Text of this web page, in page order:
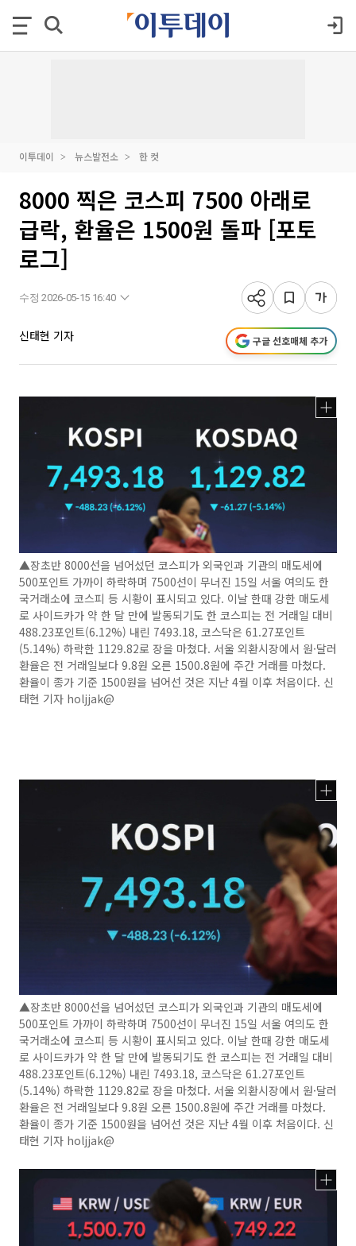
이투데이 뉴스발전소 한 컷
8000 찍은 코스피 7500 아래로
급락, 환율은 1500원 돌파 [포토
로그]
수정 2026-05-15 16:40
신태현 기자 구글 선호매체 추가
▲장초반 8000선을 넘어섰던 코스피가 외국인과 기관의 매도세에
500포인트 가까이 하락하며 7500선이 무너진 15일 서울 여의도 한
국거래소에 코스피 등 시황이 표시되고 있다. 이날 한때 강한 매도세
로 사이드카가 약 한 달 만에 발동되기도 한 코스피는 전 거래일 대비
488.23포인트(6.12%) 내린 7493.18, 코스닥은 61.27포인트
(5.14%) 하락한 1129.82로 장을 마쳤다. 서울 외환시장에서 원·달러
환율은 전 거래일보다 9.8원 오른 1500.8원에 주간 거래를 마쳤다.
환율이 종가 기준 1500원을 넘어선 것은 지난 4월 이후 처음이다. 신
태현 기자 holjjak@
▲장초반 8000선을 넘어섰던 코스피가 외국인과 기관의 매도세에
500포인트 가까이 하락하며 7500선이 무너진 15일 서울 여의도 한
국거래소에 코스피 등 시황이 표시되고 있다. 이날 한때 강한 매도세
로 사이드카가 약 한 달 만에 발동되기도 한 코스피는 전 거래일 대비
488.23포인트(6.12%) 내린 7493.18, 코스닥은 61.27포인트
(5.14%) 하락한 1129.82로 장을 마쳤다. 서울 외환시장에서 원·달러
환율은 전 거래일보다 9.8원 오른 1500.8원에 주간 거래를 마쳤다.
환율이 종가 기준 1500원을 넘어선 것은 지난 4월 이후 처음이다. 신
태현 기자 holjjak@